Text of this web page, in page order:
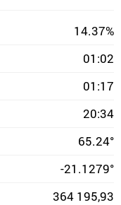
14.37%
01:02
01:17
20:34
65.24°
-21.1279°
364 195,93